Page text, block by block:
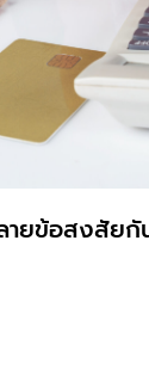
ายข้อสงสัยกั